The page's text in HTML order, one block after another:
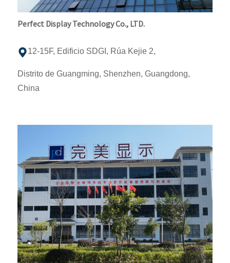
Perfect Display Technology Co., LTD.
12-15F, Edificio SDGI, Rúa Kejie 2,
Distrito de Guangming, Shenzhen, Guangdong,
China